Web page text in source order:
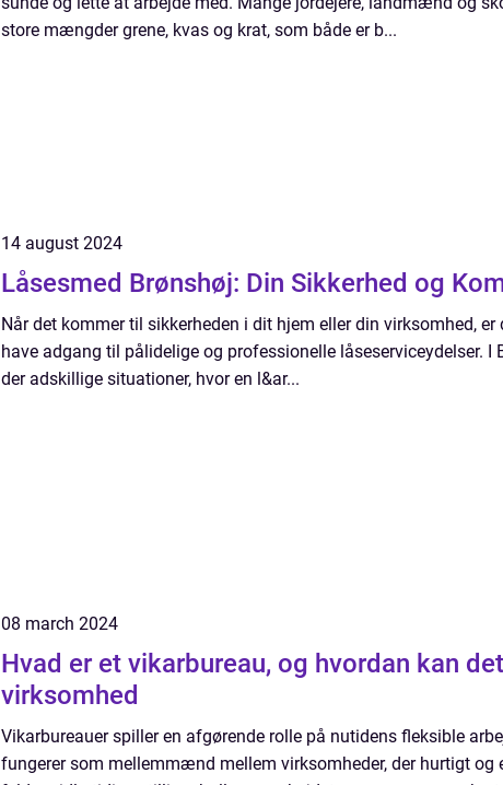
store mængder grene, kvas og krat, som både er b...
14 august 2024
Låsesmed Brønshøj: Din Sikkerhed og
Når det kommer til sikkerheden i dit hjem eller din virksomhed, er
have adgang til pålidelige og professionelle låseserviceydelser. I
der adskillige situationer, hvor en l&ar...
08 march 2024
Hvad er et vikarbureau, og hvordan kan
virksomhed
Vikarbureauer spiller en afgørende rolle på nutidens fleksible
fungerer som mellemmænd mellem virksomheder, der hurtigt og